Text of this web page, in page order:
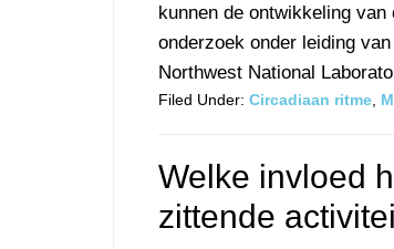
kunnen de ontwikkeling
onderzoek onder leiding
Northwest National
Filed Under: Circadiaan ritme
Welke invloed
zittende